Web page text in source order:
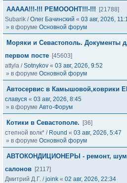
ААААА!!!-!!! РЕМОООНТ!!!-!!!
[21788]
Subarik /Олег Бачинский « 03 авг, 2026,
» в форуме Основной форум
Моряки и Севастополь. Документы
первом посте [45603]
attyla /Sotnykov « 03 авг, 2026, 9:52
» в форуме Основной форум
Автосервис в Камышовой,коврики
славуся « 03 авг, 2026, 8:45
» в форуме Авто-Форум
Котики в Севастополе.
[36]
степной волк* / Round « 03 авг, 2026, 5:47
» в форуме Основной форум
АВТОКОНДИЦИОНЕРЫ - ремонт,
салонов [2117]
Дмитрий Д.Г. /joink « 02 авг, 2026, 22:34